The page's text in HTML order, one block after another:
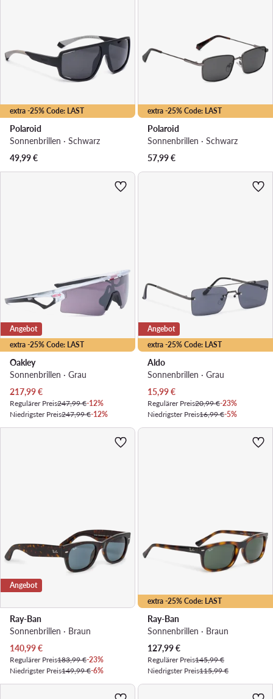
extra -25% Code: LAST
Polaroid
Sonnenbrillen · Schwarz
49,99€
extra -25% Code: LAST
Polaroid
Sonnenbrillen · Schwarz
57,99€
extra -25% Code: LAST
Angebot
Oakley
Sonnenbrillen · Grau
Aktueller Preis
217,99€
Regulärer Preis247,99 €-12%
Niedrigster Preis247,99 €-12%
extra -25% Code: LAST
Angebot
Aldo
Sonnenbrillen · Grau
Aktueller Preis
15,99€
Regulärer Preis20,99 €-23%
Niedrigster Preis16,99 €-5%
Angebot
Ray-Ban
Sonnenbrillen · Braun
Aktueller Preis
140,99€
Regulärer Preis183,99 €-23%
Niedrigster Preis149,99 €-6%
extra -25% Code: LAST
Ray-Ban
Sonnenbrillen · Braun
Aktueller Preis
127,99€
Regulärer Preis145,99 €
Niedrigster Preis115,99 €